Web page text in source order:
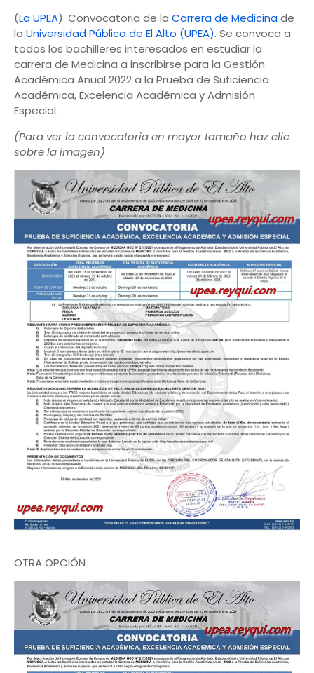
(La UPEA). Convocatoria de la Carrera de Medicinade
la Universidad Pública de El Alto (UPEA). Se convoca a
todos los bachilleres interesados en estudiar la
carrera de Medicina a inscribirse para la Gestión
Académica Anual 2022 a la Prueba de Suficiencia
Académica, Excelencia Académica y Admisión
Especial.
(Para ver la convocatoria en mayor tamaño haz clic
sobre la imagen)
OTRA OPCIÓN